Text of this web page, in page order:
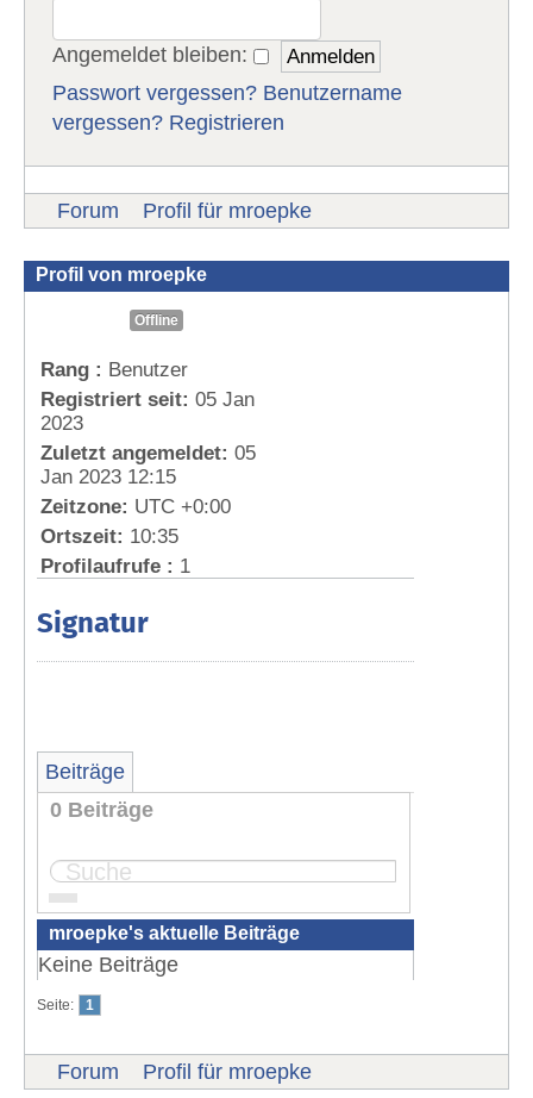
Angemeldet bleiben:
Passwort vergessen? Benutzername
vergessen? Registrieren
Forum Profil für mroepke
Profil von mroepke
Offline
Rang : Benutzer
Registriert seit: 05 Jan
2023
Zuletzt angemeldet: 05
Jan 2023 12:15
Zeitzone: UTC +0:00
Ortszeit: 10:35
Profilaufrufe : 1
Signatur
Beiträge
0 Beiträge
Seite:
mroepke's aktuelle Beiträge
Keine Beiträge
Seite: 1
Forum Profil für mroepke